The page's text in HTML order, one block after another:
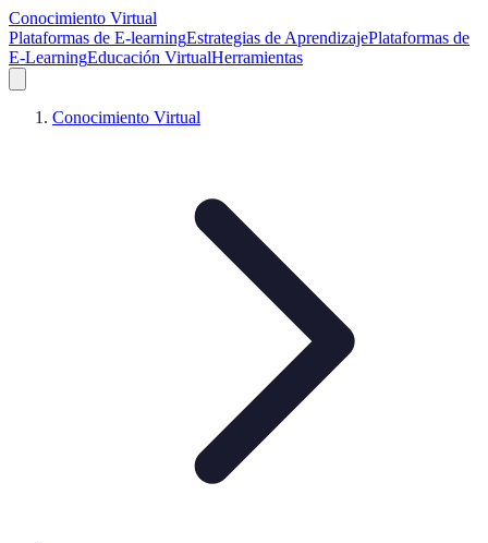
Conocimiento Virtual
Plataformas de E-learningEstrategias de AprendizajePlataformas de
E-LearningEducación VirtualHerramientas
Conocimiento Virtual